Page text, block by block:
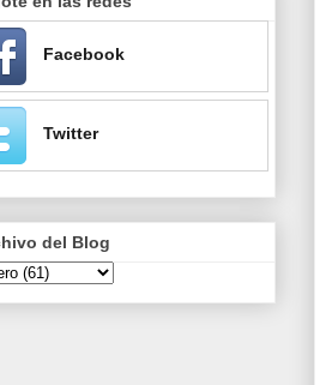
Facebook
Twitter
del Blog